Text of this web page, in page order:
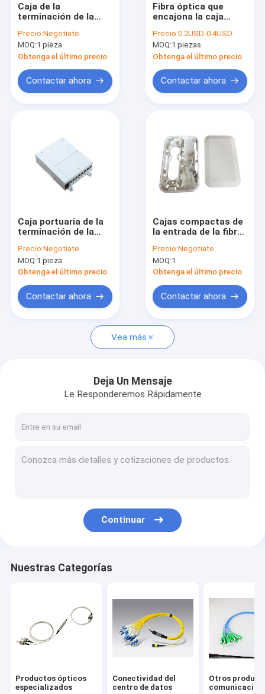
Caja de la
terminación de la
2inlet 8outlet
Precio:Negotiate
MOQ:1 pieza
Obtenga el último precio
Contactar ahora
Fibra óptica que
encajona la caja
protección de la
prenda impermeable
del empalme frío del
SC
Precio:0.2USD-0.4USD
MOQ:1 piezas
Obtenga el último precio
Contactar ahora
Caja portuaria de la
terminación de la
la pared 035KG FTTB
8
Precio:Negotiate
MOQ:1 pieza
Obtenga el último precio
Contactar ahora
Cajas compactas de
la entrada de la fibra
de entrada
Precio:Negotiate
MOQ:1
Obtenga el último precio
Contactar ahora
Vea más
Deja Un Mensaje
Le Responderemos Rápidamente
Continuar
Nuestras Categorías
Productos ópticos
especializados
Conectividad del
centro de datos
Otros
comunicación